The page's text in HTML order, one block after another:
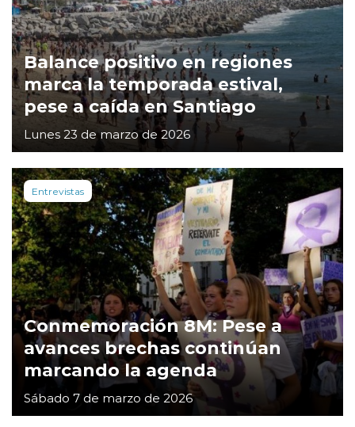
Balance positivo en regiones
marca la temporada estival,
pese a caída en Santiago
Lunes 23 de marzo de 2026
Entrevistas
Conmemoración 8M: Pese a
avances brechas continúan
marcando la agenda
Sábado 7 de marzo de 2026